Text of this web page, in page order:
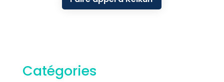
Catégories